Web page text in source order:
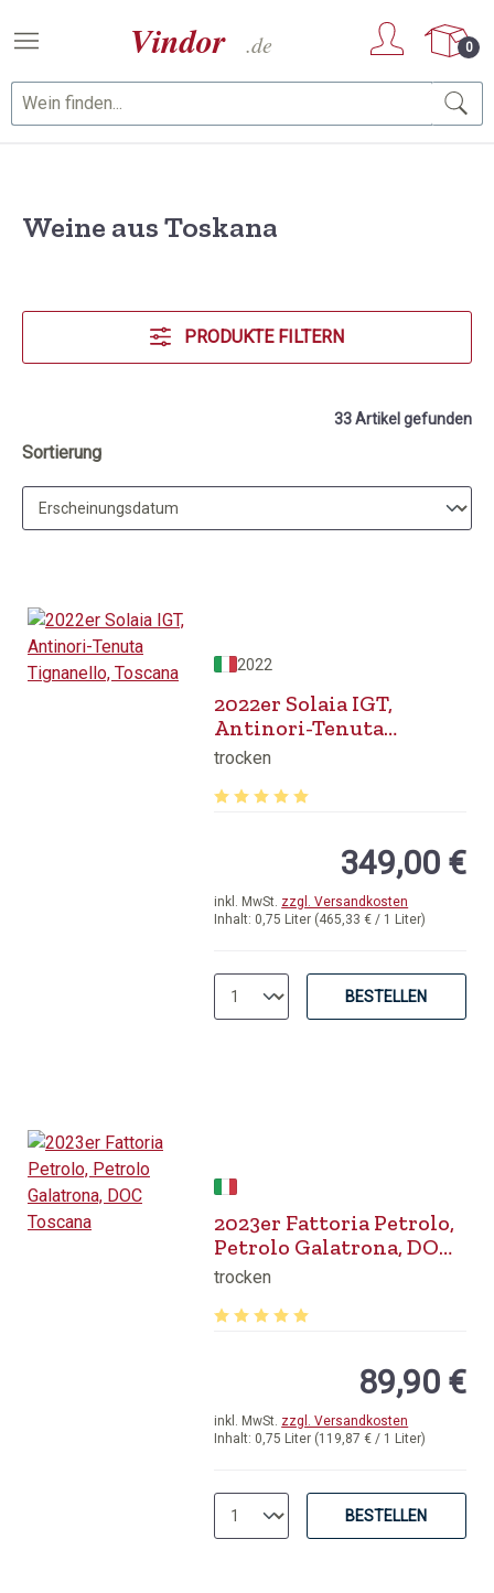
Zum Hauptinhalt springen
0
Weine aus Toskana
PRODUKTE FILTERN
33 Artikel gefunden
Sortierung
2022
2022er Solaia IGT,
Antinori-Tenuta
Tignanello, Toscana
trocken
Inhalt: 0,75 Liter (465,33 € / 1 Liter)
inkl. MwSt. zzgl. Versandkosten
349,00 €
BESTELLEN
2023er Fattoria Petrolo,
Petrolo Galatrona, DOC
Toscana
trocken
Inhalt: 0,75 Liter (119,87 € / 1 Liter)
inkl. MwSt. zzgl. Versandkosten
89,90 €
BESTELLEN